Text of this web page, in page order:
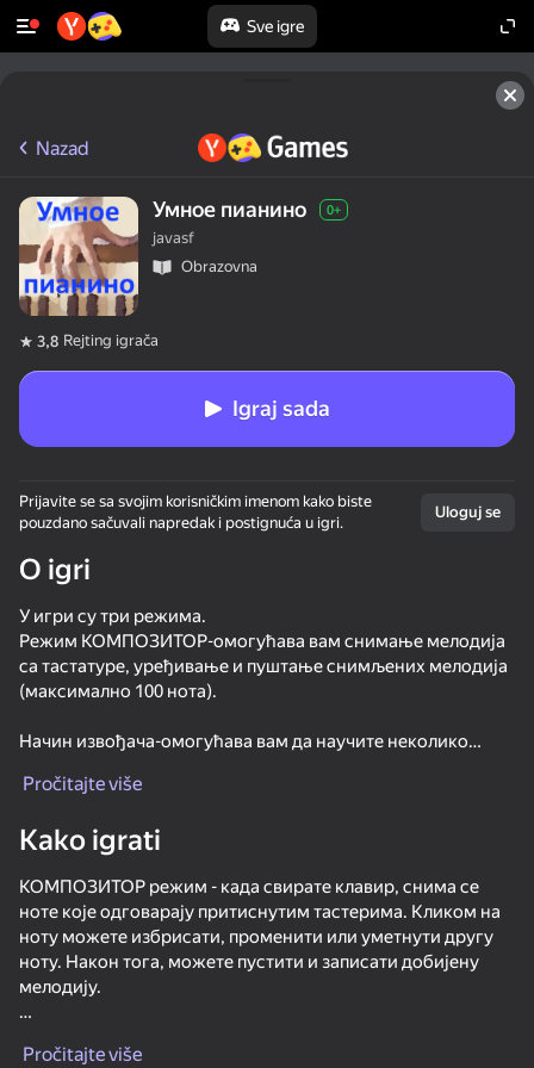
Sve igre
Ova igra podržava samo pejzažna
orijentaciju
IGRAJ
Escape from the Laser
Nazad
Умное пианино 0+
javasf
Obrazovna
3,8 Rejting igrača
Igraj sada
Prijavite se sa svojim korisničkim imenom kako biste
pouzdano sačuvali napredak i postignuća u igri.
Uloguj se
O igri
У игри су три режима.
Режим КОМПОЗИТОР-омогућава вам снимање мелодија
са тастатуре, уређивање и пуштање снимљених мелодија
(максимално 100 нота).
Начин извођача-омогућава вам да научите неколико
музички слух погађањем 1 до 5 узастопних нота.
Режим подешавања-омогућава вам да одаберете
величину тастатуре и скуп звукова.
На тастере се може притиснути Мишом или помоћу
тачскрина, а такође се може користити и доњи ред
клавиатуре.
Pročitajte više
Kako igrati
КОМПОЗИТОР режим - када свирате клавир, снима се
ноте које одговарају притиснутим тастерима. Кликом на
ноту можете избрисати, променити или уметнути другу
ноту. Након тога, можете пустити и записати добијену
мелодију.
снимљених песама. Након тога можете слушати како се
Pročitajte više